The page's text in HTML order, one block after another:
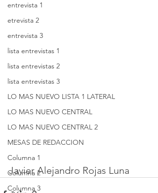
entrevista 1
etrevista 2
entrevista 3
lista entrevistas 1
lista entrevistas 2
lista entrevistas 3
LO MAS NUEVO LISTA 1 LATERAL
LO MAS NUEVO CENTRAL
LO MAS NUEVO CENTRAL 2
MESAS DE REDACCION
Columna 1
Columna 2
Columna 3
Javier Alejandro Rojas Luna